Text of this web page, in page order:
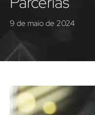
9 de maio de 2024